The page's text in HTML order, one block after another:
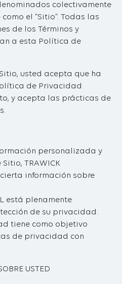
colectivamente
el “Sitio”. Todas las
de los Términos y
a esta Política de
usted acepta que ha
de Privacidad
y acepta las prácticas de
personalizada y
TRAWICK
cierta información sobre
está plenamente
de su privacidad.
tiene como objetivo
de privacidad con
USTED